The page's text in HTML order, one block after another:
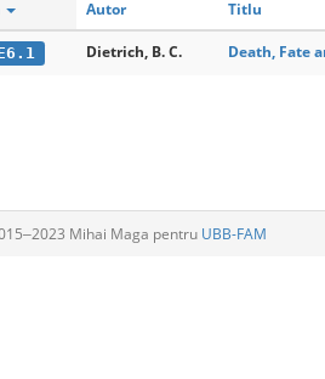
Autor Titlu
Dietrich, B. C. Death, Fate
Mihai Maga pentru UBB-FAM